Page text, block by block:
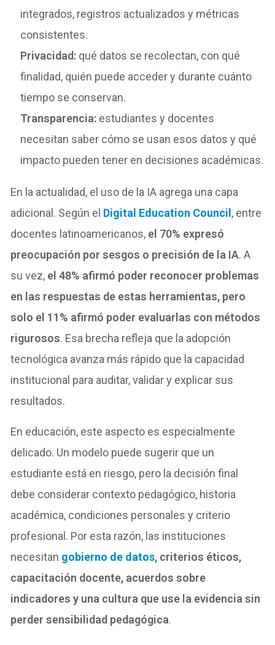
integrados, registros actualizados y métricas
consistentes.
Privacidad: qué datos se recolectan, con qué
finalidad, quién puede acceder y durante cuánto
tiempo se conservan.
Transparencia: estudiantes y docentes
necesitan saber cómo se usan esos datos y qué
impacto pueden tener en decisiones académicas.
En la actualidad, el uso de la IA agrega una capa
adicional. Según el Digital Education Council, entre
docentes latinoamericanos, el 70% expresó
preocupación por sesgos o precisión de la IA. A
su vez, el 48% afirmó poder reconocer problemas
en las respuestas de estas herramientas, pero
solo el 11% afirmó poder evaluarlas con métodos
rigurosos. Esa brecha refleja que la adopción
tecnológica avanza más rápido que la capacidad
institucional para auditar, validar y explicar sus
resultados.
En educación, este aspecto es especialmente
delicado. Un modelo puede sugerir que un
estudiante está en riesgo, pero la decisión final
debe considerar contexto pedagógico, historia
académica, condiciones personales y criterio
profesional. Por esta razón, las instituciones
necesitan gobierno de datos, criterios éticos,
capacitación docente, acuerdos sobre
indicadores y una cultura que use la evidencia sin
perder sensibilidad pedagógica.